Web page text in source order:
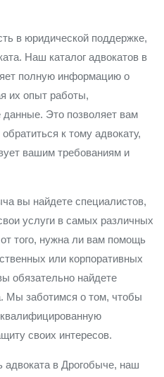
в юридической поддержке,
Наш каталог адвокатов в
полную информацию о
их опыт работы,
Это позволяет вам
к тому адвокату,
вашим требованиям и
вы найдете специалистов,
услуги в самых различных
того, нужна ли вам помощь
или корпоративных
обязательно найдете
Мы заботимся о том, чтобы
своих интересов.
адвоката в Дрогобыче, наш